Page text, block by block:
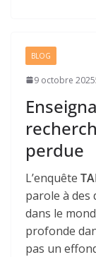
BLOG
9 octobre 2025
perdue
L’enquête
parole à des
dans le
profonde
pas un